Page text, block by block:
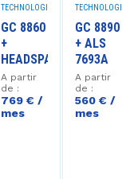
TECHNOLOGIES™
GC 8860
+
HEADSPACE
A partir
de :
769 € /
mes
TECHNOLOGIES™
GC 8890
+ ALS
7693A
A partir
de :
560 € /
mes